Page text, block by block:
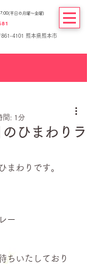
平日の月曜～金曜)
4101 熊本県熊本市
ひまわりラ
間: 1分
まわりです。
ー
ちいたしており